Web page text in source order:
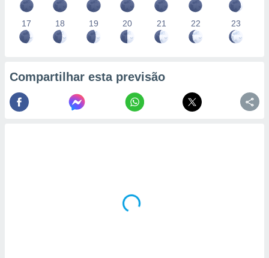
17 18 19 20 21 22 23
Compartilhar esta previsão